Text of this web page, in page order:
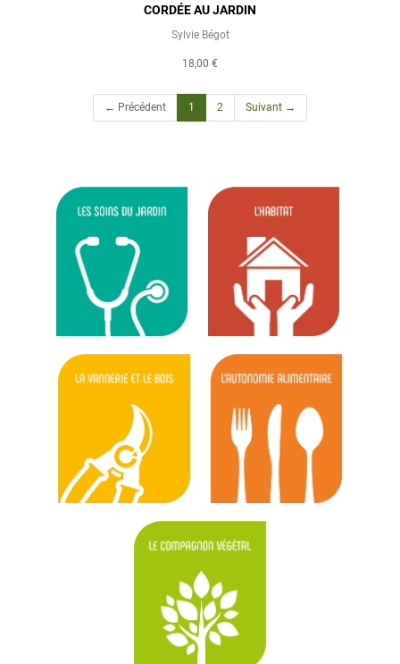
CORDÉE AU JARDIN
Sylvie Bégot
18,00 €
← Précédent 1 (current)
2 Suivant →